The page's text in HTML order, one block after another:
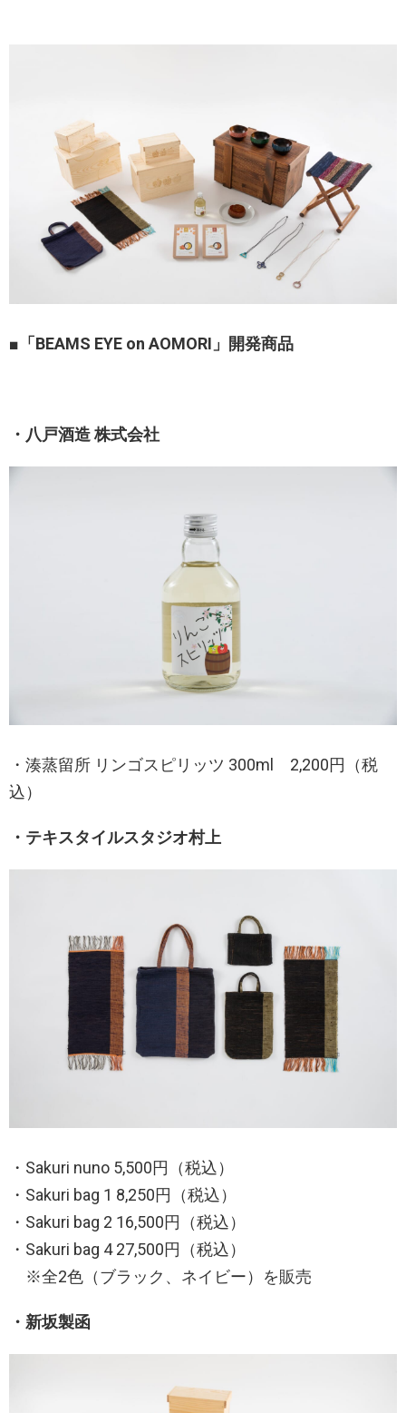
■「BEAMS EYE on AOMORI」開発商品
・八戸酒造 株式会社
・湊蒸留所 リンゴスピリッツ 300ml 2,200円（税
込）
・テキスタイルスタジオ村上
・Sakuri nuno 5,500円（税込）
・Sakuri bag 1 8,250円（税込）
・Sakuri bag 2 16,500円（税込）
・Sakuri bag 4 27,500円（税込）
※全2色（ブラック、ネイビー）を販売
・新坂製函